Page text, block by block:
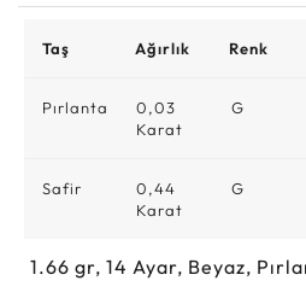
Taş Ağırlık Renk
Pırlanta
0,03
Karat
G
Safir
0,44
Karat
G
1.66 gr, 14 Ayar, Beyaz,